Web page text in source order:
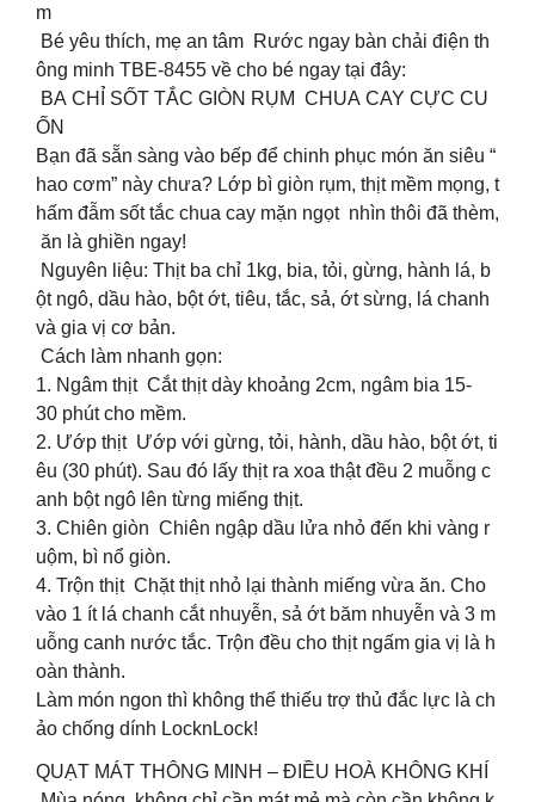
m
Bé yêu thích, mẹ an tâm Rước ngay bàn chải điện th
ông minh TBE-8455 về cho bé ngay tại đây:
BA CHỈ SỐT TẮC GIÒN RỤM CHUA CAY CỰC CU
ỐN
Bạn đã sẵn sàng vào bếp để chinh phục món ăn siêu “
hao cơm” này chưa? Lớp bì giòn rụm, thịt mềm mọng, t
hấm đẫm sốt tắc chua cay mặn ngọt nhìn thôi đã thèm,
ăn là ghiền ngay!
Nguyên liệu: Thịt ba chỉ 1kg, bia, tỏi, gừng, hành lá, b
ột ngô, dầu hào, bột ớt, tiêu, tắc, sả, ớt sừng, lá chanh
và gia vị cơ bản.
‍ Cách làm nhanh gọn:
1. Ngâm thịt Cắt thịt dày khoảng 2cm, ngâm bia 15-
30 phút cho mềm.
2. Ướp thịt Ướp với gừng, tỏi, hành, dầu hào, bột ớt, ti
êu (30 phút). Sau đó lấy thịt ra xoa thật đều 2 muỗng c
anh bột ngô lên từng miếng thịt.
3. Chiên giòn Chiên ngập dầu lửa nhỏ đến khi vàng r
uộm, bì nổ giòn.
4. Trộn thịt Chặt thịt nhỏ lại thành miếng vừa ăn. Cho
vào 1 ít lá chanh cắt nhuyễn, sả ớt băm nhuyễn và 3 m
uỗng canh nước tắc. Trộn đều cho thịt ngấm gia vị là h
oàn thành.
Làm món ngon thì không thể thiếu trợ thủ đắc lực là ch
ảo chống dính LocknLock!
QUẠT MÁT THÔNG MINH – ĐIỀU HOÀ KHÔNG KHÍ